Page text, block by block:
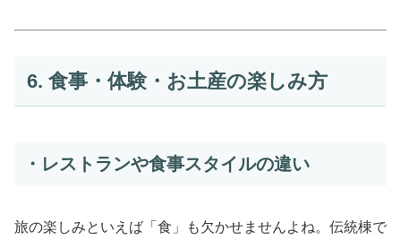
6. 食事・体験・お土産の楽しみ方
・レストランや食事スタイルの違い
旅の楽しみといえば「食」も欠かせませんよね。伝統棟で